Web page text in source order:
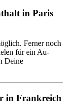
in Paris
Ferner noch
für ein Au-
Deine
in Frankreich